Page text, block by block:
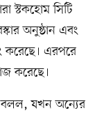
স্টকহোম সিটি
অনুষ্ঠান এবং
করেছে। এরপরে
করেছে।
বলল, যখন অন্যের